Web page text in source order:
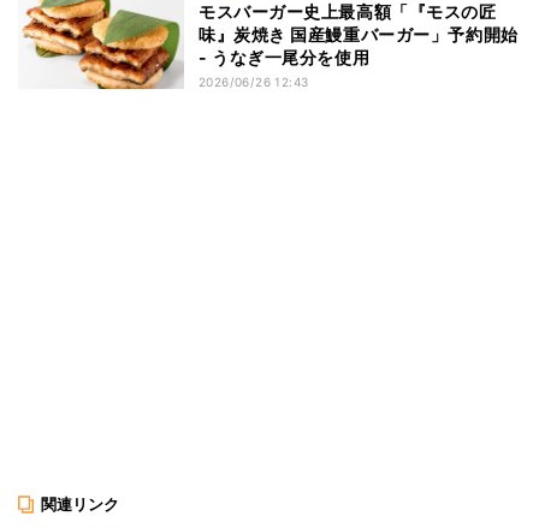
モスバーガー史上最高額「『モスの匠
味』炭焼き 国産鰻重バーガー」予約開始
- うなぎ一尾分を使用
2026/06/26 12:43
関連リンク